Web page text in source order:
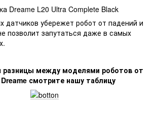
датчиков убережет робот от падений и
позволит запутаться даже в самых
разницы между моделями роботов от
смотрите нашу таблицу